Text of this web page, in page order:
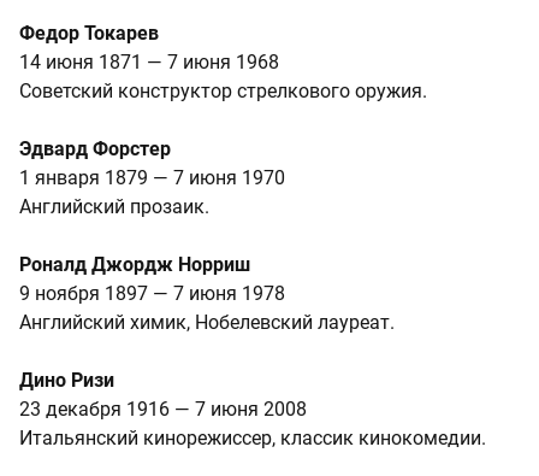
Федор Токарев
14 июня 1871 — 7 июня 1968
Советский конструктор стрелкового оружия.
Эдвард Форстер
1 января 1879 — 7 июня 1970
Английский прозаик.
Роналд Джордж Норриш
9 ноября 1897 — 7 июня 1978
Английский химик, Нобелевский лауреат.
Дино Ризи
23 декабря 1916 — 7 июня 2008
Итальянский кинорежиссер, классик кинокомедии.